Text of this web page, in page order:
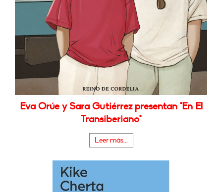
Eva Orúe y Sara Gutiérrez presentan "En El
Transiberiano"
Leer más...